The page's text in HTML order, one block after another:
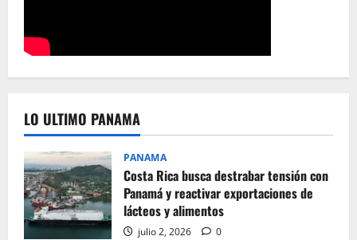
LO ULTIMO PANAMA
PANAMA
Costa Rica busca destrabar tensión con
Panamá y reactivar exportaciones de
lácteos y alimentos
julio 2, 2026 0